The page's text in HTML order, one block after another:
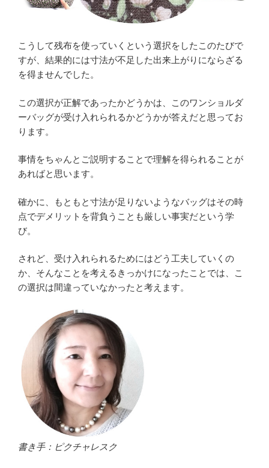
こうして残布を使っていくという選択をしたこのたびで
すが、結果的には寸法が不足した出来上がりにならざる
を得ませんでした。
この選択が正解であったかどうかは、このワンショルダ
ーバッグが受け入れられるかどうかが答えだと思ってお
ります。
事情をちゃんとご説明することで理解を得られることが
あればと思います。
確かに、もともと寸法が足りないようなバッグはその時
点でデメリットを背負うことも厳しい事実だという学
び。
されど、受け入れられるためにはどう工夫していくの
か、そんなことを考えるきっかけになったことでは、こ
の選択は間違っていなかったと考えます。
書き手：ピクチャレスク